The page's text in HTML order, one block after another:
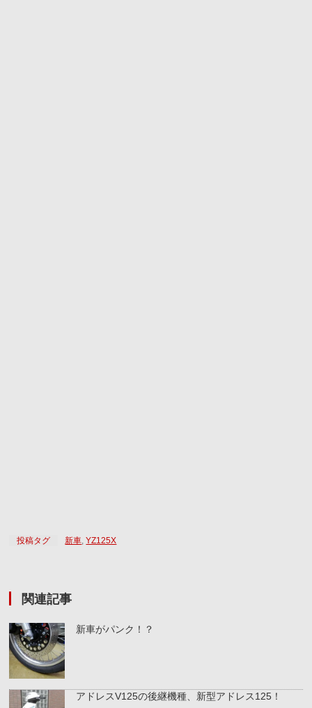
投稿タグ 新車 ,YZ125X
関連記事
新車がパンク！？
アドレスV125の後継機種、新型アドレス125！